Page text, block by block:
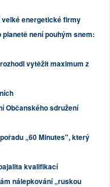
energetické firmy
není pouhým snem:
vytěžit maximum z
Občanského sdružení
„60 Minutes", který
kvalifikací
nálepkování „ruskou